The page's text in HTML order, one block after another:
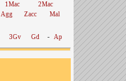
1Mac
2Mac
Agg Zacc Mal
3Gv Gd - Ap